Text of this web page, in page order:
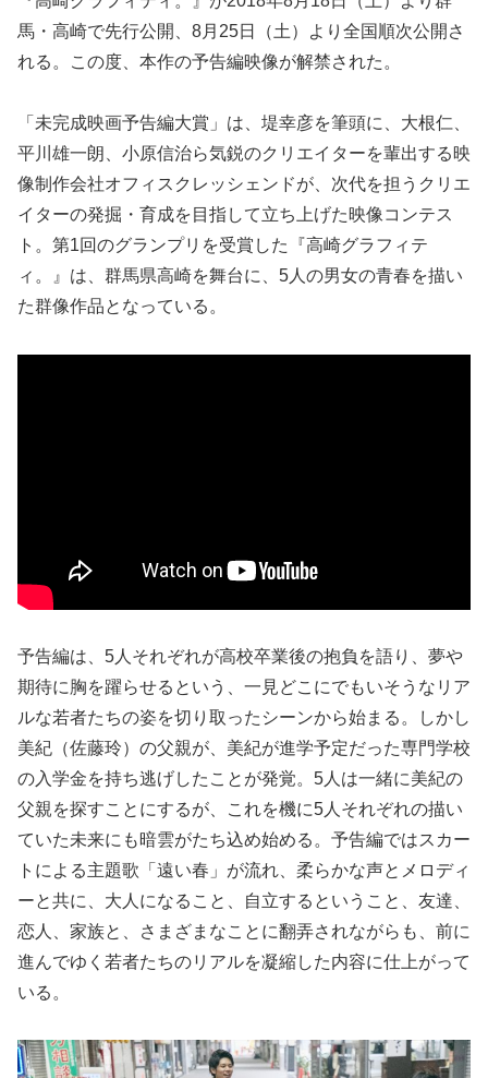
馬・高崎で先行公開、8月25日（土）より全国順次公開さ
れる。この度、本作の予告編映像が解禁された。
「未完成映画予告編大賞」は、堤幸彦を筆頭に、大根仁、
平川雄一朗、小原信治ら気鋭のクリエイターを輩出する映
像制作会社オフィスクレッシェンドが、次代を担うクリエ
イターの発掘・育成を目指して立ち上げた映像コンテス
ト。第1回のグランプリを受賞した『高崎グラフィテ
ィ。』は、群馬県高崎を舞台に、5人の男女の青春を描い
た群像作品となっている。
予告編は、5人それぞれが高校卒業後の抱負を語り、夢や
期待に胸を躍らせるという、一見どこにでもいそうなリア
ルな若者たちの姿を切り取ったシーンから始まる。しかし
美紀（佐藤玲）の父親が、美紀が進学予定だった専門学校
の入学金を持ち逃げしたことが発覚。5人は一緒に美紀の
父親を探すことにするが、これを機に5人それぞれの描い
ていた未来にも暗雲がたち込め始める。予告編ではスカー
トによる主題歌「遠い春」が流れ、柔らかな声とメロディ
ーと共に、大人になること、自立するということ、友達、
恋人、家族と、さまざまなことに翻弄されながらも、前に
進んでゆく若者たちのリアルを凝縮した内容に仕上がって
いる。